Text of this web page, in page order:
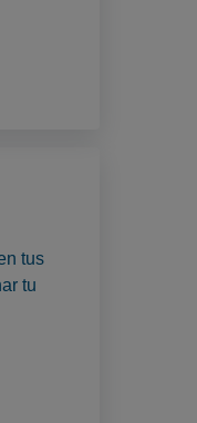
tus
tu